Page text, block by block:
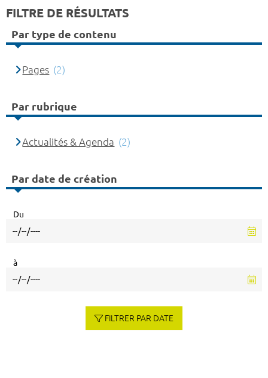
FILTRE DE RÉSULTATS
Par type de contenu
Pages (2)
Par rubrique
Actualités & Agenda (2)
Par date de création
Du
à
FILTRER PAR DATE